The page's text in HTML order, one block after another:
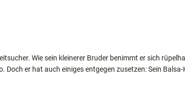
Wie sein kleinerer Bruder benimmt er sich
Doch er hat auch einiges entgegen zusetzen: Sein